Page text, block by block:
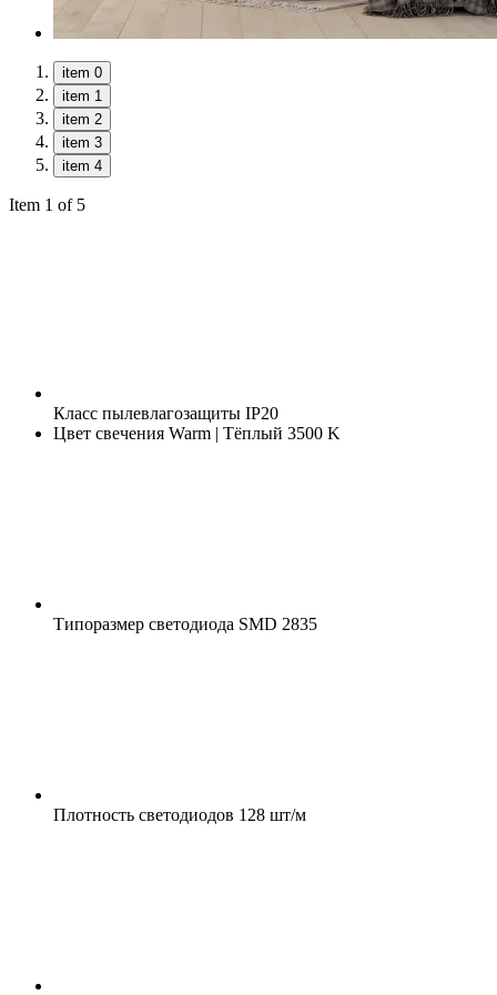
item 0
item 1
item 2
item 3
item 4
Item 1 of 5
Класс пылевлагозащиты IP20
Цвет свечения Warm | Тёплый 3500 K
Типоразмер светодиода SMD 2835
Плотность светодиодов 128 шт/м